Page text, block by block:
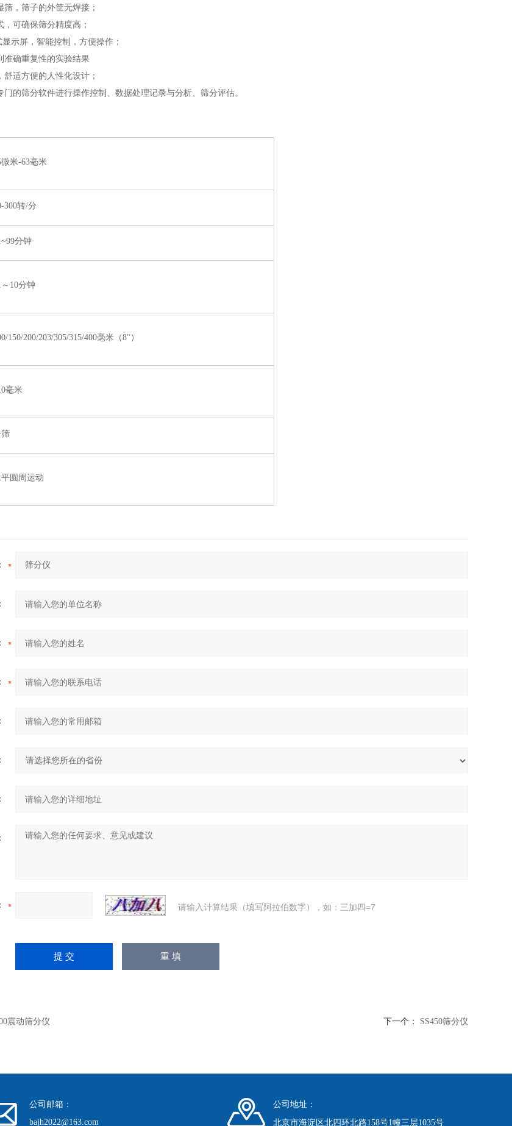
，筛子的外筐无焊接；
可确保筛分精度高；
示屏，智能控制，方便操作；
准确重复性的实验结果
适方便的人性化设计；
门的筛分软件进行操作控制、数据处理记录与分析、筛分评估。
微米-63毫米
300转/分
分钟
～10分钟
150/200/203/305/315/400毫米（8''）
毫米
圆周运动
请输入计算结果（填写阿拉伯数字），如：三加四=7
震动筛分仪 下一个： SS450筛分仪
公司邮箱：
bajh2022@163.com
公司地址：
北京市海淀区北四环北路158号1幢三层1035号